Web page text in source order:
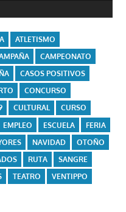
ATLETISMO
CAMPEONATO
CASOS POSITIVOS
CONCURSO
CULTURAL
CURSO
EMPLEO ESCUELA
FERIA
NAVIDAD
OTOÑO
RUTA
SANGRE
TEATRO
VENTIPPO